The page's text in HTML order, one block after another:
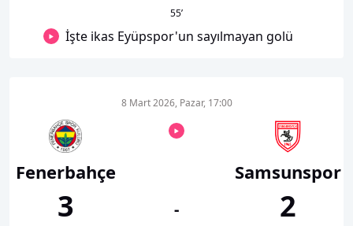
55’
İşte ikas Eyüpspor'un sayılmayan golü
Fenerbahçe
3
8 Mart 2026, Pazar, 17:00
-
Samsunspor
2